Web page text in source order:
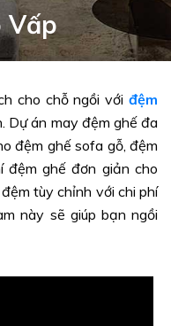
Vấp
cho chỗ ngồi với đệm
Dự án may đệm ghế đa
đệm ghế sofa gỗ, đệm
đệm ghế đơn giản cho
tùy chỉnh với chi phí
này sẽ giúp bạn ngồi